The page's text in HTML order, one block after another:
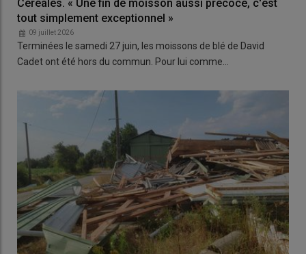
Céréales. « Une fin de moisson aussi précoce, c'est
tout simplement exceptionnel »
09 juillet 2026
Terminées le samedi 27 juin, les moissons de blé de David
Cadet ont été hors du commun. Pour lui comme…